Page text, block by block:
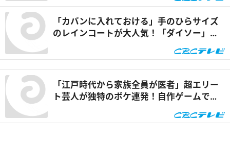
「カバンに入れておける」手のひらサイズ
のレインコートが大人気！「ダイソー」で
「江戸時代から家族全員が医者」超エリー
ト芸人が独特のボケ連発！自作ゲームで三